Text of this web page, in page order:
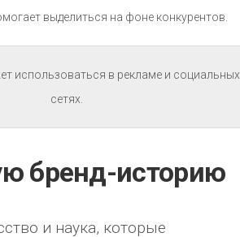
выделиться на фоне конкурентов.
использоваться в рекламе и социальных
сетях.
бренд-историю
и наука, которые